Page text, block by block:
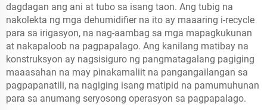
dagdagan ang ani at tubo sa isang taon. Ang tubig na
nakolekta ng mga dehumidifier na ito ay maaaring i-recycle
para sa irigasyon, na nag-aambag sa mga mapagkukunan
at nakapaloob na pagpapalago. Ang kanilang matibay na
konstruksyon ay nagsisiguro ng pangmatagalang pagiging
maaasahan na may pinakamaliit na pangangailangan sa
pagpapanatili, na nagiging isang matipid na pamumuhunan
para sa anumang seryosong operasyon sa pagpapalago.